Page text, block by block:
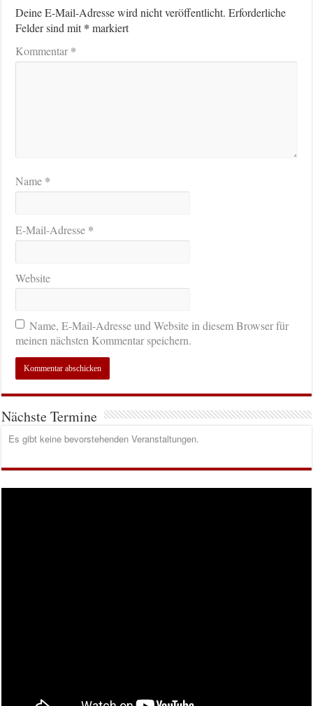
Deine E-Mail-Adresse wird nicht veröffentlicht. Erforderliche
Felder sind mit* markiert
Kommentar*
Name *
E-Mail-Adresse *
Website
Name, E-Mail-Adresse und Website in diesem Browser für
meinen nächsten Kommentar speichern.
Nächste Termine
Es gibt keine bevorstehenden Veranstaltungen.